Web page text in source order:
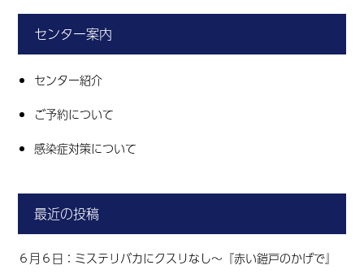
センター案内
センター紹介
ご予約について
感染症対策について
最近の投稿
６月６日：ミステリバカにクスリなし～『赤い鎧戸のかげで』